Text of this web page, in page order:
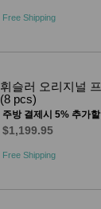
Free Shipping
휘슬러 오리지널
(8 pcs)
주방 결제시 5% 추가
$1,199.95
Free Shipping